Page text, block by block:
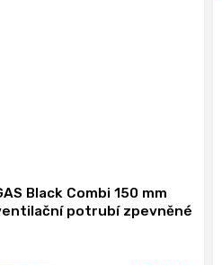
Black Combi 150 mm
potrubí zpevněné